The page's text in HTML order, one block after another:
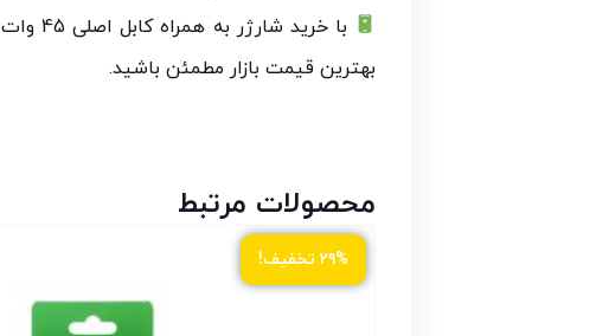
بهترین قیمت بازار مطمئن باشید.
محصولات مرتبط
۲۹% تخفیف!